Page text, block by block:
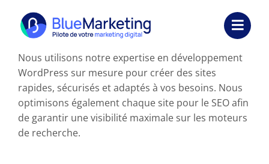
contenu
Expertises
Formations
Externalisation
Nous utilisons notre expertise en développement
WordPress sur mesure pour créer des sites
rapides, sécurisés et adaptés à vos besoins. Nous
optimisons également chaque site pour le SEO afin
de garantir une visibilité maximale sur les moteurs
de recherche.